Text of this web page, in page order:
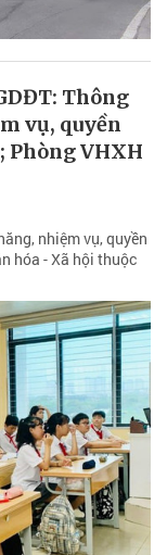
Thông
vụ, quyền
Phòng VHXH
nhiệm vụ, quyền
hóa - Xã hội thuộc